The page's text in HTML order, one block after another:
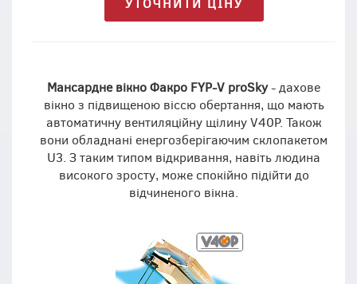
Мансардне вікно Факро FYP-V proSky- дахове
вікно з підвищеною віссю обертання, що мають
автоматичну вентиляційну щілину V40P. Також
вони обладнані енергозберігаючим склопакетом
U3. З таким типом відкривання, навіть людина
високого зросту, може спокійно підійти до
відчиненого вікна.